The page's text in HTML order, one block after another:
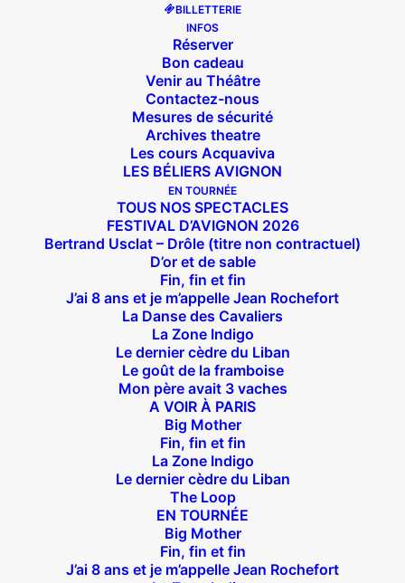
BILLETTERIE
INFOS
Réserver
Bon cadeau
Venir au Théâtre
Contactez-nous
Mesures de sécurité
Archives theatre
Les cours Acquaviva
LES BÉLIERS AVIGNON
EN TOURNÉE
TOUS NOS SPECTACLES
FESTIVAL D’AVIGNON 2026
Bertrand Usclat – Drôle (titre non contractuel)
D’or et de sable
Fin, fin et fin
J’ai 8 ans et je m’appelle Jean Rochefort
La Danse des Cavaliers
La Zone Indigo
Le dernier cèdre du Liban
Le goût de la framboise
Mon père avait 3 vaches
A VOIR À PARIS
Big Mother
Fin, fin et fin
La Zone Indigo
Le dernier cèdre du Liban
The Loop
EN TOURNÉE
Big Mother
Fin, fin et fin
J’ai 8 ans et je m’appelle Jean Rochefort
Suivez nous !